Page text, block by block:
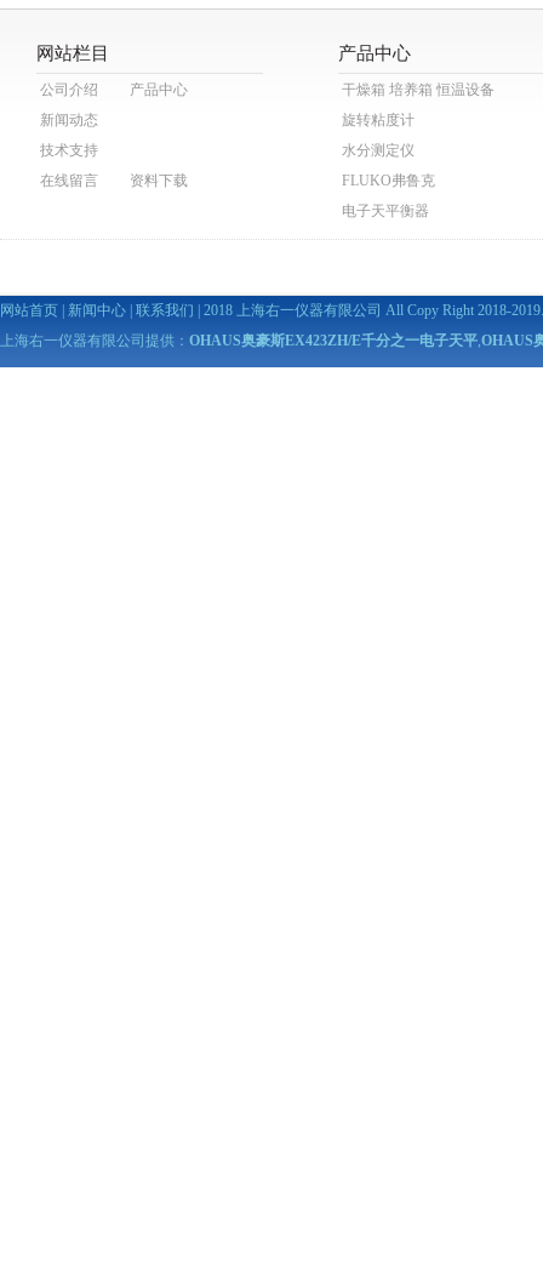
网站栏目
公司介绍
产品中心
新闻动态
技术支持
在线留言
资料下载
产品中心
干燥箱 培养箱 恒温设备
旋转粘度计
水分测定仪
FLUKO弗鲁克
电子天平衡器
网站首页 新闻中心 联系我们 | 2018 上海右一仪器有限公司 All Copy Right 2018-
上海右一仪器有限公司提供： OHAUS奥豪斯EX423ZH/E千分之一电子天平,OHAUS